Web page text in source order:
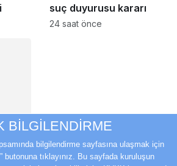
suç duyurusu kararı
24 saat önce
BİLGİLENDİRME
bilgilendirme sayfasına ulaşmak için
butonuna tıklayınız. Bu sayfada kuruluşun